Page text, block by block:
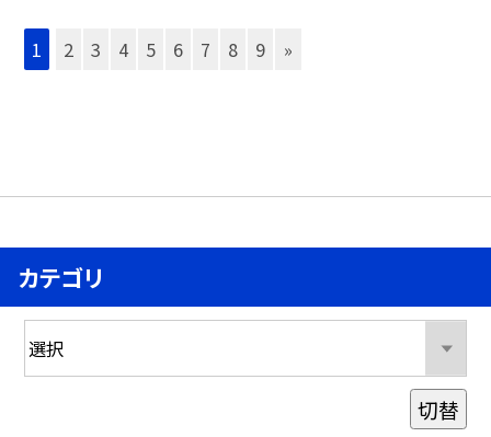
1 2 3 4 5 6 7 8 9 »
カテゴリ
切替